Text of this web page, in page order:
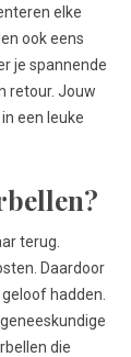
elke
ook eens
je spannende
retour. Jouw
een leuke
terug.
Daardoor
hadden.
die